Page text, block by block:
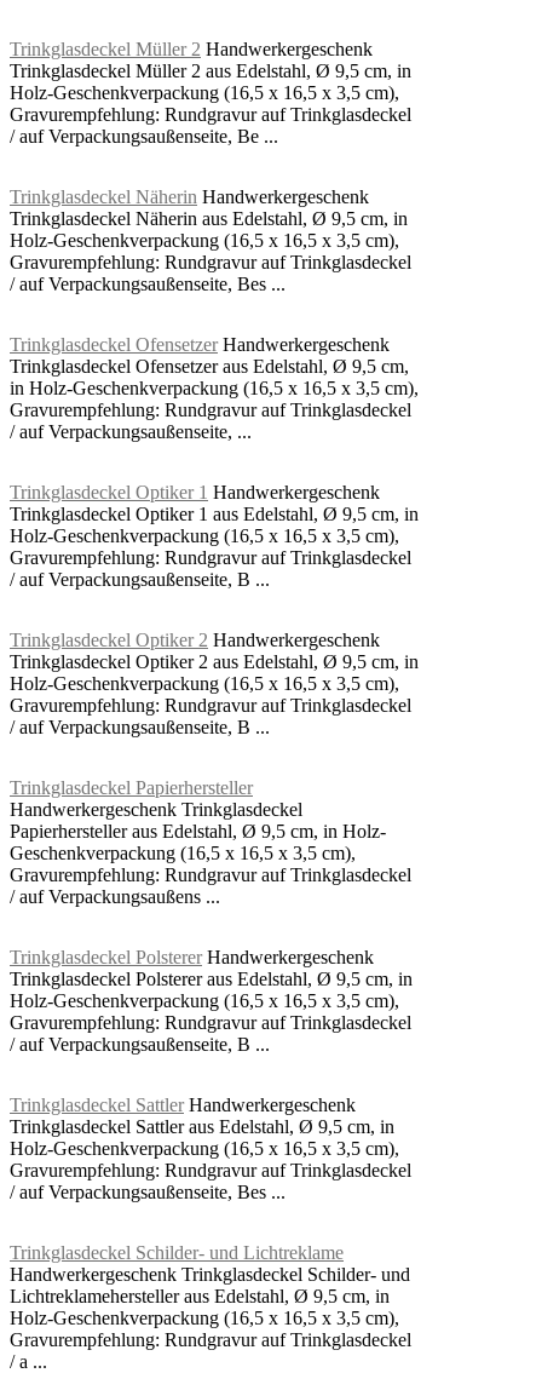
Trinkglasdeckel Müller 2 Handwerkergeschenk
Trinkglasdeckel Müller 2 aus Edelstahl, Ø 9,5 cm, in
Holz-Geschenkverpackung (16,5 x 16,5 x 3,5 cm),
Gravurempfehlung: Rundgravur auf Trinkglasdeckel
/ auf Verpackungsaußenseite, Be ...
Trinkglasdeckel Näherin Handwerkergeschenk
Trinkglasdeckel Näherin aus Edelstahl, Ø 9,5 cm, in
Holz-Geschenkverpackung (16,5 x 16,5 x 3,5 cm),
Gravurempfehlung: Rundgravur auf Trinkglasdeckel
/ auf Verpackungsaußenseite, Bes ...
Trinkglasdeckel OfensetzerHandwerkergeschenk
Trinkglasdeckel Ofensetzer aus Edelstahl, Ø 9,5 cm,
in Holz-Geschenkverpackung (16,5 x 16,5 x 3,5 cm),
Gravurempfehlung: Rundgravur auf Trinkglasdeckel
/ auf Verpackungsaußenseite, ...
Trinkglasdeckel Optiker 1 Handwerkergeschenk
Trinkglasdeckel Optiker 1 aus Edelstahl, Ø 9,5 cm, in
Holz-Geschenkverpackung (16,5 x 16,5 x 3,5 cm),
Gravurempfehlung: Rundgravur auf Trinkglasdeckel
/ auf Verpackungsaußenseite, B ...
Trinkglasdeckel Optiker 2 Handwerkergeschenk
Trinkglasdeckel Optiker 2 aus Edelstahl, Ø 9,5 cm, in
Holz-Geschenkverpackung (16,5 x 16,5 x 3,5 cm),
Gravurempfehlung: Rundgravur auf Trinkglasdeckel
/ auf Verpackungsaußenseite, B ...
Trinkglasdeckel Papierhersteller
Handwerkergeschenk Trinkglasdeckel
Papierhersteller aus Edelstahl, Ø 9,5 cm, in Holz-
Geschenkverpackung (16,5 x 16,5 x 3,5 cm),
Gravurempfehlung: Rundgravur auf Trinkglasdeckel
/ auf Verpackungsaußens ...
Trinkglasdeckel PolstererHandwerkergeschenk
Trinkglasdeckel Polsterer aus Edelstahl, Ø 9,5 cm, in
Holz-Geschenkverpackung (16,5 x 16,5 x 3,5 cm),
Gravurempfehlung: Rundgravur auf Trinkglasdeckel
/ auf Verpackungsaußenseite, B ...
Trinkglasdeckel SattlerHandwerkergeschenk
Trinkglasdeckel Sattler aus Edelstahl, Ø 9,5 cm, in
Holz-Geschenkverpackung (16,5 x 16,5 x 3,5 cm),
Gravurempfehlung: Rundgravur auf Trinkglasdeckel
/ auf Verpackungsaußenseite, Bes ...
Trinkglasdeckel Schilder- und Lichtreklame
Handwerkergeschenk Trinkglasdeckel Schilder- und
Lichtreklamehersteller aus Edelstahl, Ø 9,5 cm, in
Holz-Geschenkverpackung (16,5 x 16,5 x 3,5 cm),
Gravurempfehlung: Rundgravur auf Trinkglasdeckel
/ a ...